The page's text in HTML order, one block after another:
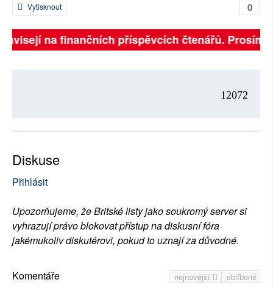
0
Vytisknout
na finančních příspěvcích čtenářů.
12072
Diskuse
Přihlásit
Upozorňujeme, že Britské listy jako soukromý server si
vyhrazují právo blokovat přístup na diskusní fóra
jakémukoliv diskutérovi, pokud to uznají za důvodné.
nejnovější oblíbené
Komentáře